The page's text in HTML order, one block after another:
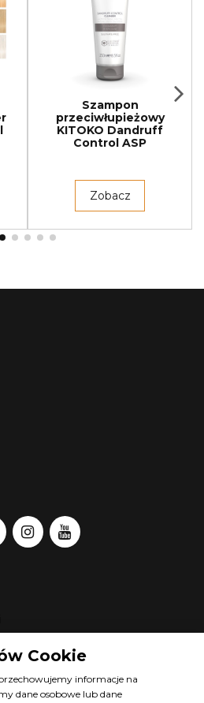
Szampon
przeciwłupieżowy
KITOKO Dandruff
Control ASP
Zobacz
Cookie
informacje na
dane osobowe lub dane